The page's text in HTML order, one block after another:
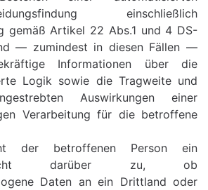
einschließlich
gemäß Artikel 22 Abs.1 und 4 DS-
— zumindest in diesen Fällen —
Informationen über die
Logik sowie die Tragweite und
Auswirkungen einer
Verarbeitung für die betroffene
der betroffenen Person ein
darüber zu, ob
Daten an ein Drittland oder